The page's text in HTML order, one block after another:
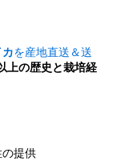
を産地直送＆送
上の歴史と栽培経
提供